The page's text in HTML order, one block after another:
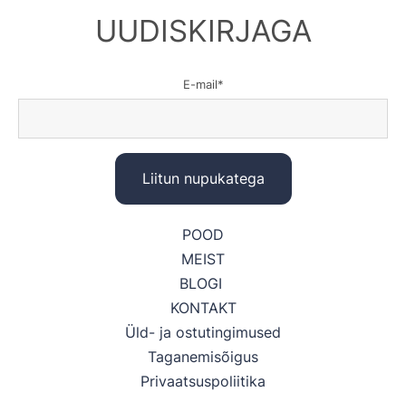
UUDISKIRJAGA
E-mail
POOD
MEIST
BLOGI
KONTAKT
Üld- ja ostutingimused
Taganemisõigus
Privaatsuspoliitika